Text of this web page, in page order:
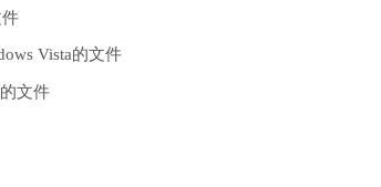
Vista的文件
文件